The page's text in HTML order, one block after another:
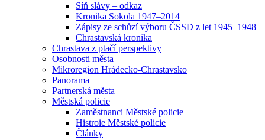
Síň slávy – odkaz
Kronika Sokola 1947–2014
Zápisy ze schůzí výboru ČSSD z let 1945–1948
Chrastavská kronika
Chrastava z ptačí perspektivy
Osobnosti města
Mikroregion Hrádecko-Chrastavsko
Panorama
Partnerská města
Městská policie
Zaměstnanci Městské policie
Histroie Městské policie
Články